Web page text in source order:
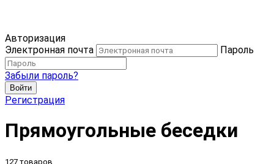
Авторизация
Электронная почта
Пароль
Забыли пароль?
Войти
Регистрация
Прямоугольные беседки
127 товаров